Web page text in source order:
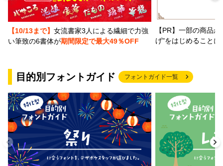
【10/13まで】 女流書家3人による繊細で力強
い筆致の6書体が期間限定で最大49％OFF
【PR】一部の商品
げ"をはじめること
目的別フォントガイド フォントガイド一覧